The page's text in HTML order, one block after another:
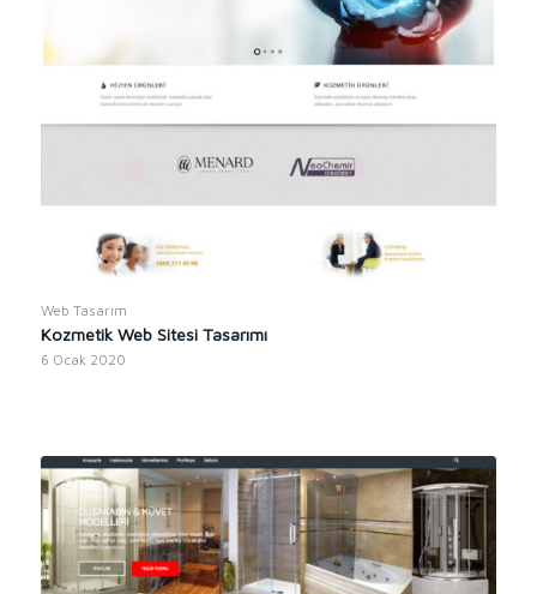
Web Tasarım
Kozmetik Web Sitesi Tasarımı
6 Ocak 2020